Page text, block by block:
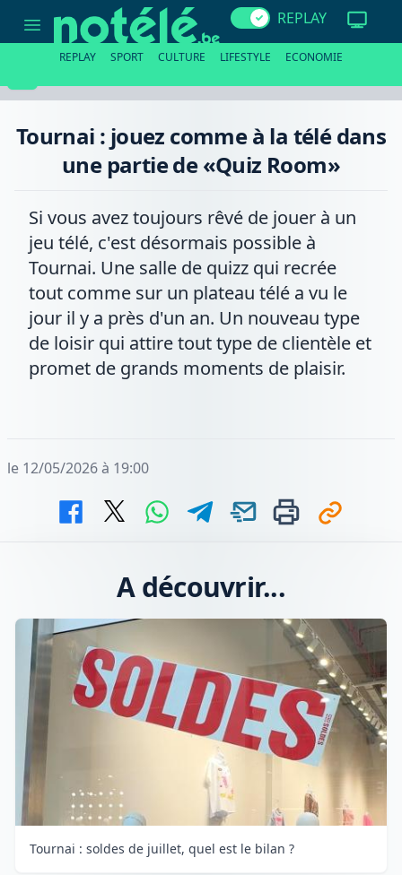
jouez
télé
partie
REPLAY
REPLAY SPORT CULTURE LIFESTYLE ECONOMIE
Tournai : jouez comme à la télé dans
une partie de «Quiz Room»
Si vous avez toujours rêvé de jouer à un
jeu télé, c'est désormais possible à
Tournai. Une salle de quizz qui recrée
tout comme sur un plateau télé a vu le
jour il y a près d'un an. Un nouveau type
de loisir qui attire tout type de clientèle et
promet de grands moments de plaisir.
le 12/05/2026 à 19:00
A découvrir...
Tournai : soldes de juillet, quel est le bilan ?